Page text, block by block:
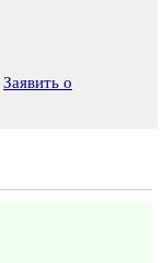
Заявить о